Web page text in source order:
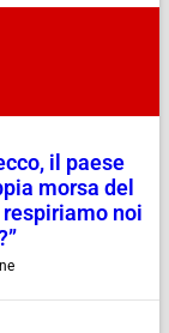
il paese
morsa del
noi